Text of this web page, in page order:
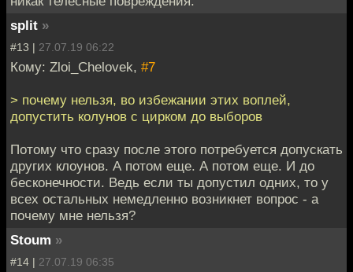
split »
#13 | 27.07.19 06:22
Кому: Zloi_Chelovek, #7
> почему нельзя, во избежании этих воплей,
допустить колунов с цирком до выборов
Потому что сразу после этого потребуется допускать
других клоунов. А потом еще. А потом еще. И до
бесконечности. Ведь если ты допустил одних, то у
всех остальных немедленно возникнет вопрос - а
почему мне нельзя?
Stoum »
#14 | 27.07.19 06:35